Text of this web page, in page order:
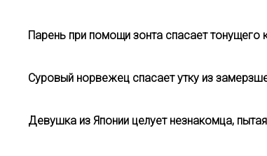
Парень при помощи зонта спасает тонущего
Суровый норвежец спасает утку из
Девушка из Японии целует незнакомца,